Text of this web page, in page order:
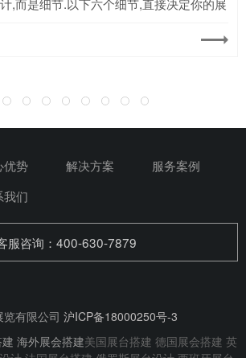
创新的思维为你打造最强有力的武器
.体与专业买家注意力的核心.
优势 解决方案
服务案例
我们
服咨询：400-630-7879
有限公司 沪ICP备18000250号-3
海外展会搭建美国展台搭建 德国展会搭建 英